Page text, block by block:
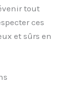
tout
ces
et sûrs en